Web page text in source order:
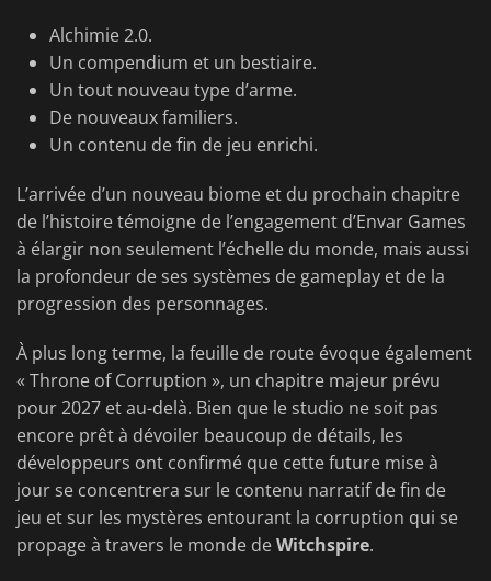
Alchimie 2.0.
Un compendium et un bestiaire.
Un tout nouveau type d’arme.
De nouveaux familiers.
Un contenu de fin de jeu enrichi.
L’arrivée d’un nouveau biome et du prochain chapitre
de l’histoire témoigne de l’engagement d’Envar Games
à élargir non seulement l’échelle du monde, mais aussi
la profondeur de ses systèmes de gameplay et de la
progression des personnages.
À plus long terme, la feuille de route évoque également
« Throne of Corruption », un chapitre majeur prévu
pour 2027 et au-delà. Bien que le studio ne soit pas
encore prêt à dévoiler beaucoup de détails, les
développeurs ont confirmé que cette future mise à
jour se concentrera sur le contenu narratif de fin de
jeu et sur les mystères entourant la corruption qui se
propage à travers le monde deWitchspire.